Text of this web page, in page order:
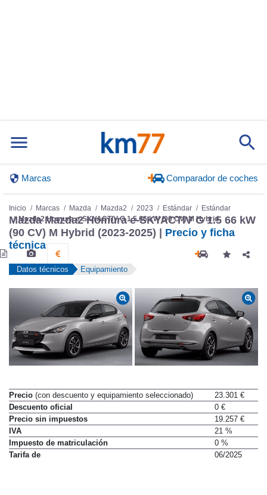
Marcas Comparador de coches
Inicio Marcas Mazda Mazda2 2023 Estándar
Estándar
Mazda2 Homura e-SKYACTIV G 1.5 66 kW (90 CV) M Hybrid
Mazda Mazda2 Homura e-SKYACTIV G 1.5 66 kW
(90 CV) M Hybrid (2023-2025) | Precio y ficha
técnica
Datos técnicos Equipamiento
Precio (con descuento y equipamiento seleccionado)
23.301 €
Descuento oficial
0 €
Precio sin impuestos
19.257 €
IVA
21 %
Impuesto de matriculación
0 %
Tarifa de
06/2025